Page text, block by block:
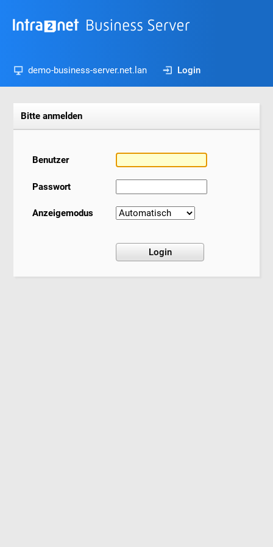
demo-business-server.net.lan Login
Bitte anmelden
Benutzer
Passwort
Anzeigemodus